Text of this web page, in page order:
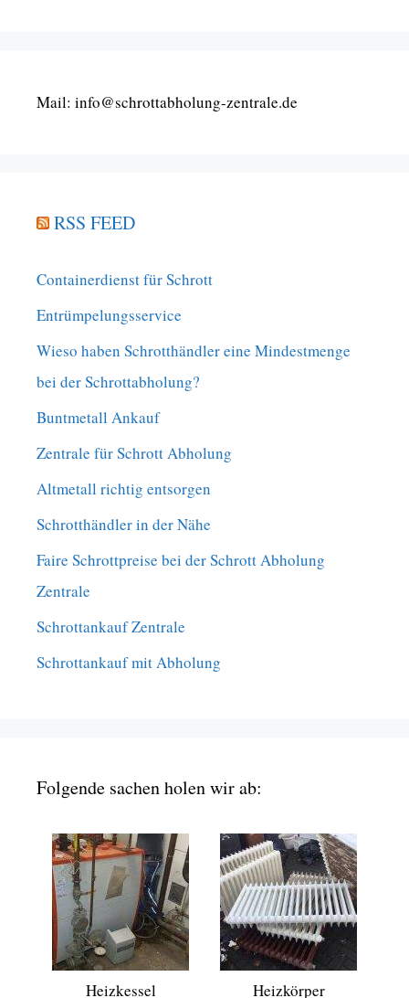
Mail: info@schrottabholung-zentrale.de
RSS FEED
Containerdienst für Schrott
Entrümpelungsservice
Wieso haben Schrotthändler eine Mindestmenge
bei der Schrottabholung?
Buntmetall Ankauf
Zentrale für Schrott Abholung
Altmetall richtig entsorgen
Schrotthändler in der Nähe
Faire Schrottpreise bei der Schrott Abholung
Zentrale
Schrottankauf Zentrale
Schrottankauf mit Abholung
Folgende sachen holen wir ab:
Heizkessel Heizkörper